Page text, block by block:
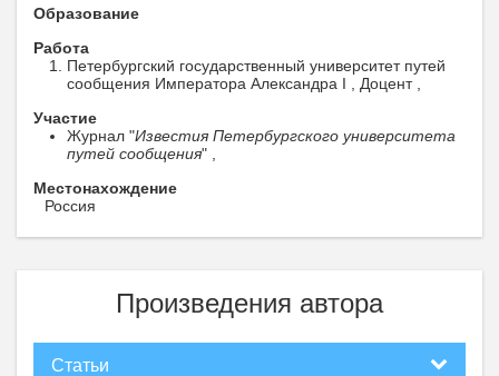
Образование
Работа
Петербургский государственный университет путей
сообщения Императора Александра I , Доцент ,
Участие
Журнал "Известия Петербургского университета
путей сообщения" ,
Местонахождение
Россия
Произведения автора
Статьи